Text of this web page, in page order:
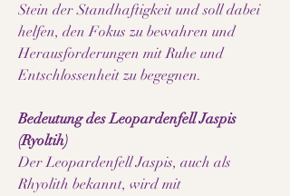
Stein der Standhaftigkeit und soll dabei
helfen, den Fokus zu bewahren und
Herausforderungen mit Ruhe und
Entschlossenheit zu begegnen.
Bedeutung des Leopardenfell Jaspis
(Ryoltih)
Der Leopardenfell Jaspis, auch als
Rhyolith bekannt, wird mit